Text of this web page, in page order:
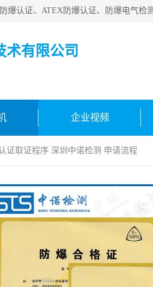
术有限公司
企业视频
证取证程序 深圳中诺检测 申请流程